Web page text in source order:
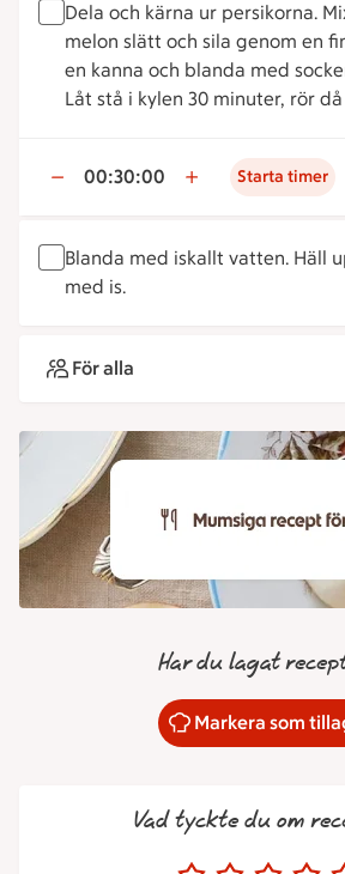
Dela och kärna ur persikorna.
melon slätt och sila genom en
en kanna och blanda med
Låt stå i kylen 30 minuter, rör
00:30:00 Starta timer
Blanda med iskallt vatten. Häll
med is.
För alla
Har du lagat
Markera som
Vad tyckte du om